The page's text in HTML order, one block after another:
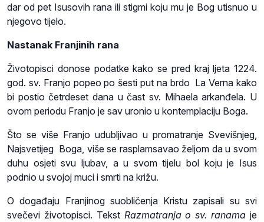
dar od pet Isusovih rana ili stigmi koju mu je Bog utisnuo u
njegovo tijelo.
Nastanak Franjinih rana
Životopisci donose podatke kako se pred kraj ljeta 1224.
god. sv. Franjo popeo po šesti put na brdo La Verna kako
bi postio četrdeset dana u čast sv. Mihaela arkanđela. U
ovom periodu Franjo je sav uronio u kontemplaciju Boga.
Što se više Franjo udubljivao u promatranje Svevišnjeg,
Najsvetijeg Boga, više se rasplamsavao željom da u svom
duhu osjeti svu ljubav, a u svom tijelu bol koju je Isus
podnio u svojoj muci i smrti na križu.
O događaju Franjinog suobličenja Kristu zapisali su svi
svečevi životopisci. Tekst Razmatranja o sv. ranama je